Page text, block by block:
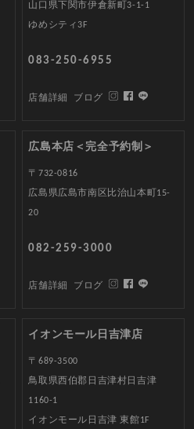
山口県下関市伊倉新町3-1-1
ゆめシティ3F
083-250-6955
店舗詳細 ブログ
広島本店＜完全予約制＞
〒732-0816
広島県広島市南区比治山本町15-
20
082-259-3000
店舗詳細 ブログ
イオンモール日吉津店
〒689-3500
鳥取県西伯郡日吉津村日吉津
1160-1
イオンモール日吉津 東館1F